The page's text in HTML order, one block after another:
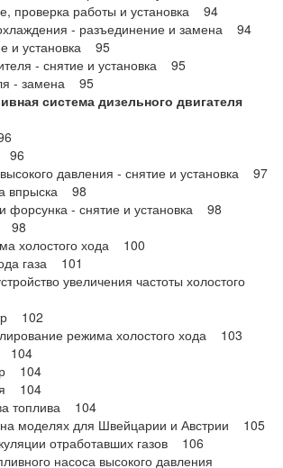
проверка работы и установка 94
- разъединение и замена 94
и установка 95
- снятие и установка 95
- замена 95
система дизельного двигателя
96
давления - снятие и установка 97
впрыска 98
форсунка - снятие и установка 98
98
холостого хода 100
газа 101
увеличения частоты холостого
102
режима холостого хода 103
104
104
104
топлива 104
моделях для Швейцарии и Австрии 105
отработавших газов 106
насоса высокого давления